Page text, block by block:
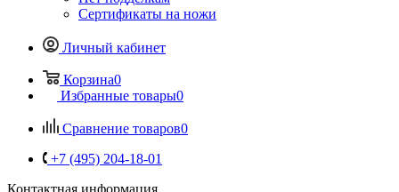
Сертификаты на ножи
Личный кабинет
Корзина0
Избранные товары0
Сравнение товаров0
+7 (495) 204-18-01
Контактная информация